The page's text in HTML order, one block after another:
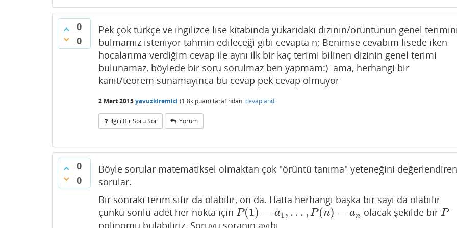
0
0
Pek çok türkçe ve ingilizce lise kitabında yukarıdaki dizinin/örüntünün genel
bulmamız isteniyor tahmin edileceği gibi cevapta n; Benimse cevabım lisede iken
hocalarıma verdiğim cevap ile aynı ilk bir kaç terimi bilinen dizinin genel terimi
bulunamaz, böylede bir soru sorulmaz ben yapmam:) ama, herhangi bir
kanıt/teorem sunamayınca bu cevap pek cevap olmuyor
2 Mart 2015yavuzkiremici (1.8k puan) tarafından cevaplandı
Ilgili Bir Soru Sor Yorum
0
0
Böyle sorular matematiksel olmaktan çok "örüntü tanıma" yeteneğini değerlendiren
sorular.
Bir sonraki terim sıfır da olabilir, on da. Hatta herhangi başka bir sayı da olabilir
çünkü sonlu adet her nokta için P(1) = a1 , … , P(n) = an
P(1)=a 1,…,P (n) = a n olacak şekilde birP
P
polinomu bulabiliriz. Soruyu soranın ayıbı.